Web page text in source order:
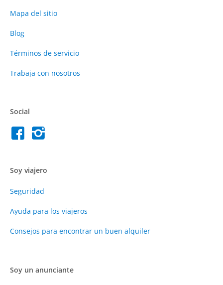
Mapa del sitio
Blog
Términos de servicio
Trabaja con nosotros
Social
Soy viajero
Seguridad
Ayuda para los viajeros
Consejos para encontrar un buen alquiler
Soy un anunciante